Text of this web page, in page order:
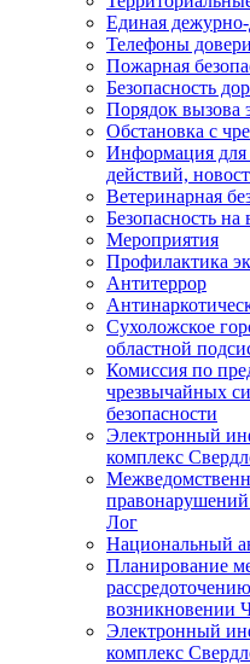
Единая
Телефоны
Пожарная
Безопасность
Порядок вызова
Обстановка с
Информация для
действий,
Ветеринарная
Безопасность на
Мероприятия
Профилактика
Антитеррор
Сухоложское
областной
Комиссия по
чрезвычайных
безопасности
Электронный
комплекс
Лог
Национальный
Планирование
возникновении
Электронный
комплекс